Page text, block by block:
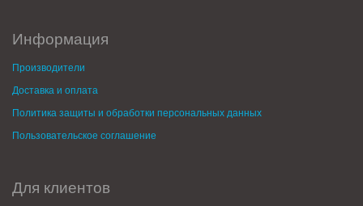
Информация
Производители
Доставка и оплата
Политика защиты и обработки персональных данных
Пользовательское соглашение
Для клиентов